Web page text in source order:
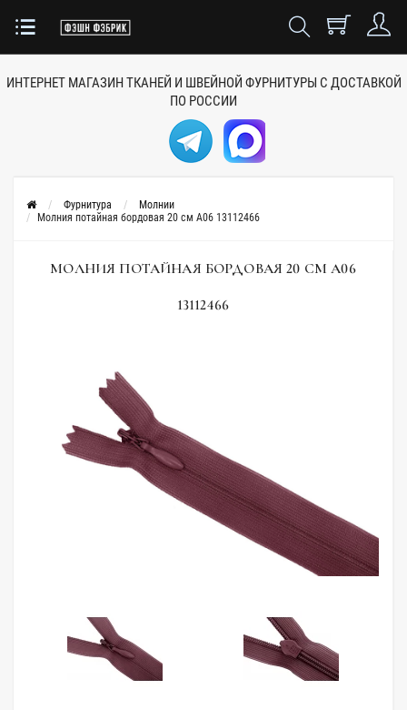
ИНТЕРНЕТ МАГАЗИН ТКАНЕЙ И ШВЕЙНОЙ ФУРНИТУРЫ С ДОСТАВКОЙ
ПО РОССИИ
Фурнитура
Молнии
Молния потайная бордовая 20 см А06 13112466
МОЛНИЯ ПОТАЙНАЯ БОРДОВАЯ 20 СМ А06
13112466